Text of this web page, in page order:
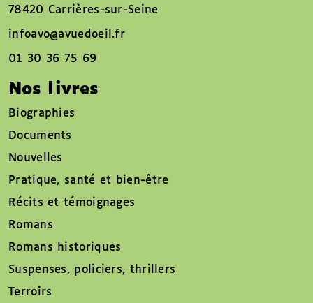
78420 Carrières-sur-Seine
infoavo@avuedoeil.fr
01 30 36 75 69
Nos livres
Biographies
Documents
Nouvelles
Pratique, santé et bien-être
Récits et témoignages
Romans
Romans historiques
Suspenses, policiers, thrillers
Terroirs